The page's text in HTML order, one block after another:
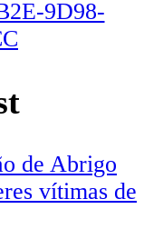
de Abrigo
vítimas de